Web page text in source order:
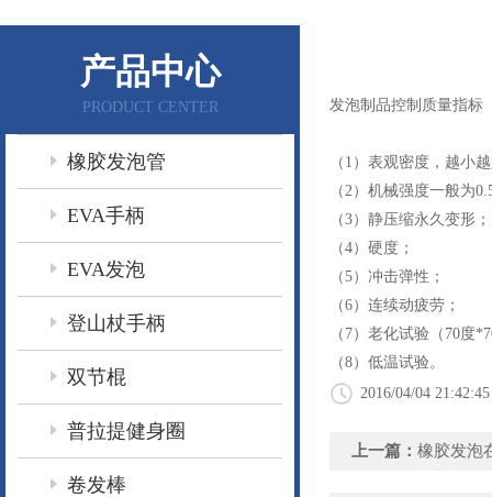
产品中心
PRODUCT CENTER
橡胶发泡管
EVA手柄
EVA发泡
登山杖手柄
双节棍
普拉提健身圈
卷发棒
发泡制品控制质量指标
（1）表观密度，越小
（2）机械强度一般为
（3）静压缩永久变形；
（4）硬度；
（5）冲击弹性；
（6）连续动疲劳；
（7）老化试验（70度
（8）低温试验。
2016/04/04 21:42:45
上一篇： 橡胶发泡